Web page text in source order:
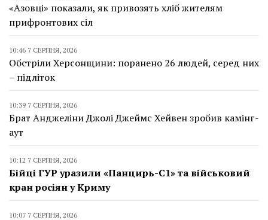
«Азовці» показали, як привозять хліб жителям
прифронтових сіл
10:46 7 СЕРПНЯ, 2026
Обстріли Херсонщини: поранено 26 людей, серед них
– підліток
10:39 7 СЕРПНЯ, 2026
Брат Анджеліни Джолі Джеймс Хейвен зробив камінг-
аут
10:12 7 СЕРПНЯ, 2026
Бійці ГУР уразили «Панцирь-С1» та військовий
кран росіян у Криму
10:07 7 СЕРПНЯ, 2026